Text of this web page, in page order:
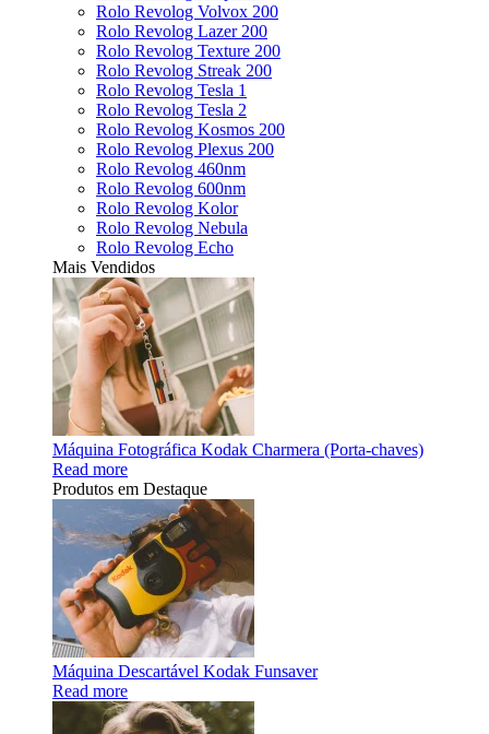
Rolo Revolog Volvox 200
Rolo Revolog Lazer 200
Rolo Revolog Texture 200
Rolo Revolog Streak 200
Rolo Revolog Tesla 1
Rolo Revolog Tesla 2
Rolo Revolog Kosmos 200
Rolo Revolog Plexus 200
Rolo Revolog 460nm
Rolo Revolog 600nm
Rolo Revolog Kolor
Rolo Revolog Nebula
Rolo Revolog Echo
Mais Vendidos
Máquina Fotográfica Kodak Charmera (Porta-chaves)
Read more
Produtos em Destaque
Máquina Descartável Kodak Funsaver
Read more